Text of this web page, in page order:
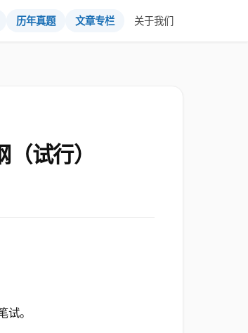
历年真题 文章专栏 关于我们
试行）
。